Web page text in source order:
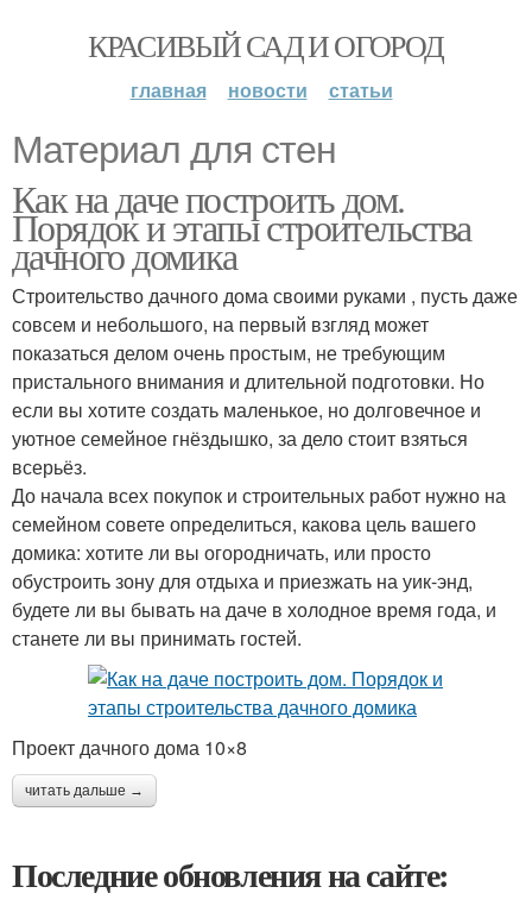
КРАСИВЫЙ САД И ОГОРОД
главная новости статьи
Материал для стен
Как на даче построить дом.
Порядок и этапы строительства
дачного домика
Строительство дачного дома своими руками , пусть даже
совсем и небольшого, на первый взгляд может
показаться делом очень простым, не требующим
пристального внимания и длительной подготовки. Но
если вы хотите создать маленькое, но долговечное и
уютное семейное гнёздышко, за дело стоит взяться
всерьёз.
До начала всех покупок и строительных работ нужно на
семейном совете определиться, какова цель вашего
домика: хотите ли вы огородничать, или просто
обустроить зону для отдыха и приезжать на уик-энд,
будете ли вы бывать на даче в холодное время года, и
станете ли вы принимать гостей.
Проект дачного дома 10×8
читать дальше →
Последние обновления на сайте: